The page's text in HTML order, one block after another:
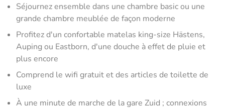
Séjournez ensemble dans une chambre basic ou une
grande chambre meublée de façon moderne
Profitez d'un confortable matelas king-size Hästens,
Auping ou Eastborn, d'une douche à effet de pluie et
plus encore
Comprend le wifi gratuit et des articles de toilette de
luxe
À une minute de marche de la gare Zuid ; connexions